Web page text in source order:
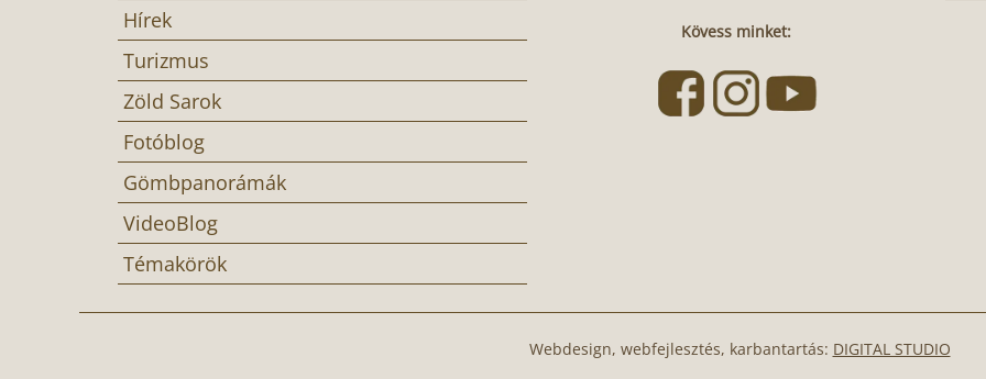
Hírek
Turizmus
Zöld Sarok
Fotóblog
Gömbpanorámák
VideoBlog
Témakörök
Kövess minket:
Webdesign, webfejlesztés, karbantartás: DIGITAL STUDIO